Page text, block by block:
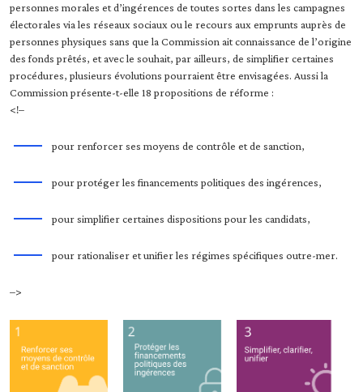
personnes morales et d’ingérences de toutes sortes dans les campagnes
électorales via les réseaux sociaux ou le recours aux emprunts auprès de
personnes physiques sans que la Commission ait connaissance de l’origine
des fonds prêtés, et avec le souhait, par ailleurs, de simplifier certaines
procédures, plusieurs évolutions pourraient être envisagées. Aussi la
Commission présente-t-elle 18 propositions de réforme :
<!–
pour renforcer ses moyens de contrôle et de sanction,
pour protéger les financements politiques des ingérences,
pour simplifier certaines dispositions pour les candidats,
pour rationaliser et unifier les régimes spécifiques outre-mer.
–>